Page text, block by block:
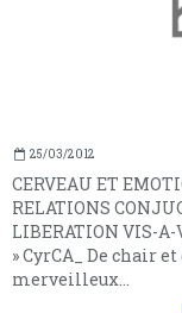
25/03/2012
CERVEAU ET
RELATIONS
LIBERATION VIS-A-
» CyrCA_ De chair
merveilleux...